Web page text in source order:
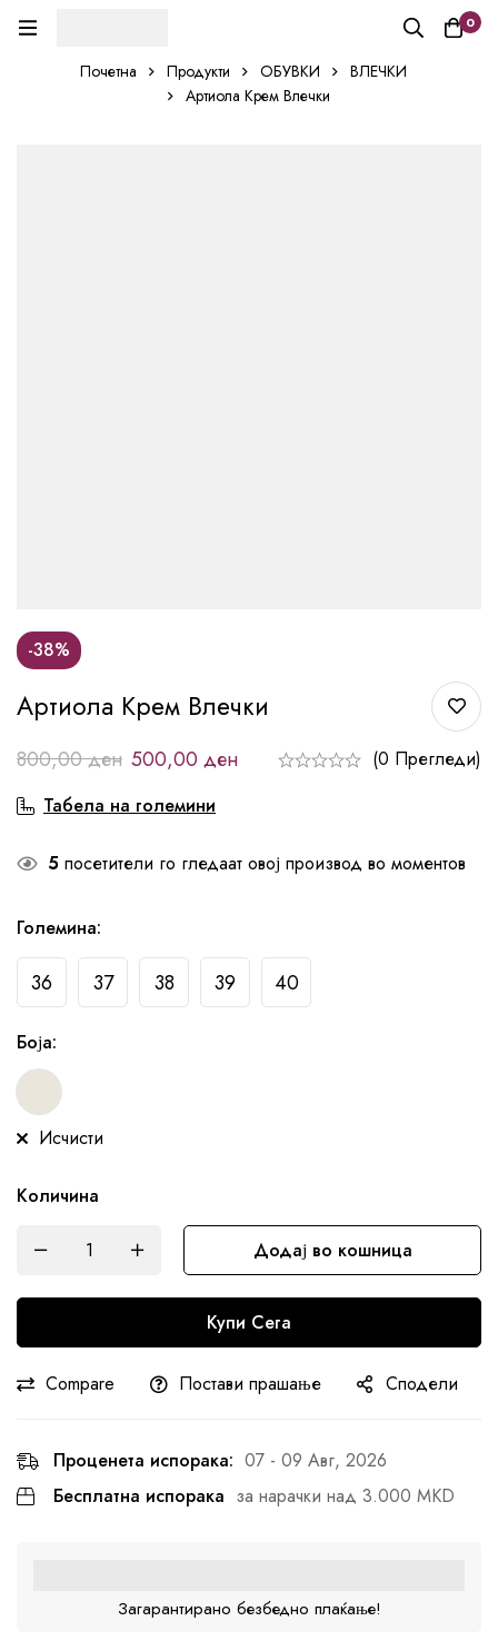
0
Почетна Продукти ОБУВКИ
ВЛЕЧКИ
Артиола Крем Влечки
-38%
Артиола Крем Влечки
800,00ден 500,00 ден
(0 Прегледи)
Табела на големини
5 посетители го гледаат овој производ во моментов
Големина:
36 37 38 39 40
Боја:
Исчисти
Количина
Додај во кошница
Купи Сега
Compare Постави прашање Сподели
Проценета испорака: 07 - 09 Авг, 2026
Бесплатна испорака за нарачки над 3.000 MKD
Загарантирано безбедно плаќање!